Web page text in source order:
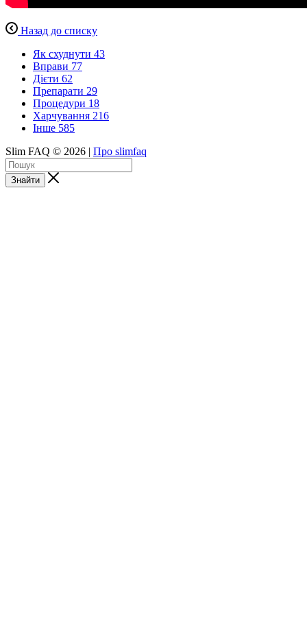
Назад до списку
Як схуднути 43
Вправи 77
Дієти 62
Препарати 29
Процедури 18
Харчування 216
Інше 585
Slim FAQ © 2026 | Про slimfaq
Знайти